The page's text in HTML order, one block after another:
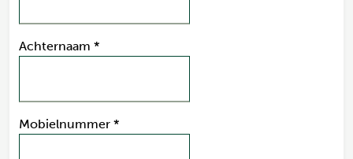
Achternaam *
Mobielnummer *